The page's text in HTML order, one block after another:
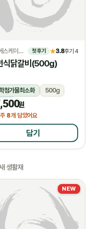
(주)에스케이위드 첫 후기 ★3.8후기 4
식닭갈비(500g)
첨가물최소화
500g
냉동
원
8개 담았어요
담기
생활재
NEW